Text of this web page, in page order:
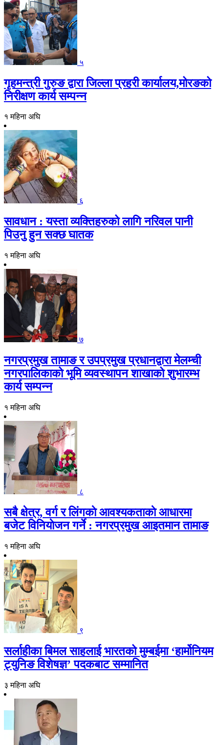
५
गृहमन्त्री गुरुङ द्वारा जिल्ला प्रहरी कार्यालय,मोरङको
निरीक्षण कार्य सम्पन्न
१ महिना अघि
६
सावधान : यस्ता व्यक्तिहरुको लागि नरिवल पानी
पिउनु हुन सक्छ घातक
१ महिना अघि
७
नगरप्रमुख तामाङ र उपप्रमुख प्रधानद्वारा मेलम्ची
नगरपालिकाको भूमि व्यवस्थापन शाखाको शुभारम्भ
कार्य सम्पन्न
१ महिना अघि
८
सबै क्षेत्र, वर्ग र लिंगकाे आवश्यकताकाे आधारमा
बजेट विनियाेजन गर्ने : नगरप्रमुख आइतमान तामाङ
१ महिना अघि
९
सर्लाहीका बिमल साहलाई भारतको मुम्बईमा ‘हार्मोनियम
ट्युनिङ विशेषज्ञ’ पदकबाट सम्मानित
३ महिना अघि